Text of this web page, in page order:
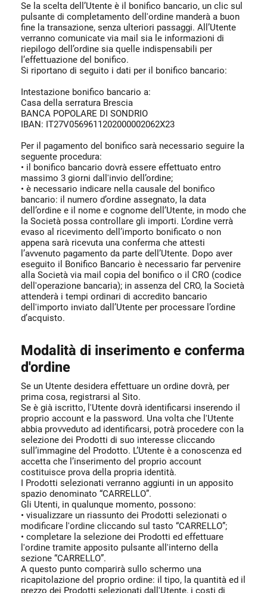
Se la scelta dell’Utente è il bonifico bancario, un clic sul
pulsante di completamento dell'ordine manderà a buon
fine la transazione, senza ulteriori passaggi. All’Utente
verranno comunicate via mail sia le informazioni di
riepilogo dell’ordine sia quelle indispensabili per
l’effettuazione del bonifico.
Si riportano di seguito i dati per il bonifico bancario:
Intestazione bonifico bancario a:
Casa della serratura Brescia
BANCA POPOLARE DI SONDRIO
IBAN: IT27V0569611202000002062X23
Per il pagamento del bonifico sarà necessario seguire la
seguente procedura:
• il bonifico bancario dovrà essere effettuato entro
massimo 3 giorni dall'invio dell’ordine;
• è necessario indicare nella causale del bonifico
bancario: il numero d’ordine assegnato, la data
dell’ordine e il nome e cognome dell’Utente, in modo che
la Società possa controllare gli importi. L’ordine verrà
evaso al ricevimento dell’importo bonificato o non
appena sarà ricevuta una conferma che attesti
l’avvenuto pagamento da parte dell’Utente. Dopo aver
eseguito il Bonifico Bancario è necessario far pervenire
alla Società via mail copia del bonifico o il CRO (codice
dell'operazione bancaria); in assenza del CRO, la Società
attenderà i tempi ordinari di accredito bancario
dell'importo inviato dall’Utente per processare l’ordine
d’acquisto.
Modalità di inserimento e conferma
d'ordine
Se un Utente desidera effettuare un ordine dovrà, per
prima cosa, registrarsi al Sito.
Se è già iscritto, l'Utente dovrà identificarsi inserendo il
proprio account e la password. Una volta che l'Utente
abbia provveduto ad identificarsi, potrà procedere con la
selezione dei Prodotti di suo interesse cliccando
sull’immagine del Prodotto. L’Utente è a conoscenza ed
accetta che l’inserimento del proprio account
costituisce prova della propria identità.
I Prodotti selezionati verranno aggiunti in un apposito
spazio denominato “CARRELLO”.
Gli Utenti, in qualunque momento, possono:
• visualizzare un riassunto dei Prodotti selezionati o
modificare l'ordine cliccando sul tasto “CARRELLO”;
• completare la selezione dei Prodotti ed effettuare
l'ordine tramite apposito pulsante all'interno della
sezione “CARRELLO”.
A questo punto comparirà sullo schermo una
ricapitolazione del proprio ordine: il tipo, la quantità ed il
prezzo dei Prodotti selezionati dall'Utente, i costi di